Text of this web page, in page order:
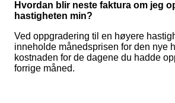
Hvordan blir neste faktura om jeg
hastigheten min?
Ved oppgradering til en høyere
inneholde månedsprisen for den nye
kostnaden for de dagene du hadde
forrige måned.